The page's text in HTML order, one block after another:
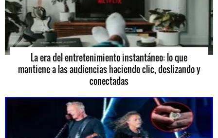
La era del entretenimiento instantáneo: lo que
mantiene a las audiencias haciendo clic, deslizando y
conectadas